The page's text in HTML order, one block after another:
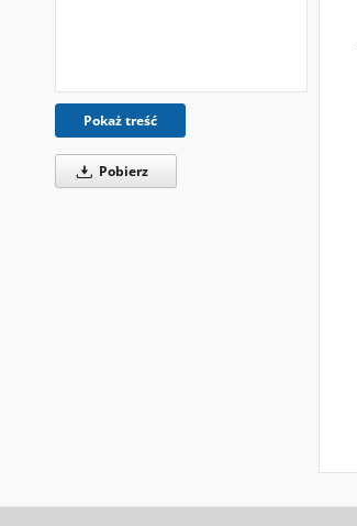
Pokaż treść
Pobierz